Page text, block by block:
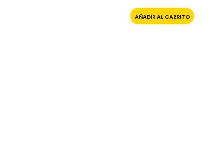
AÑADIR AL CARRITO